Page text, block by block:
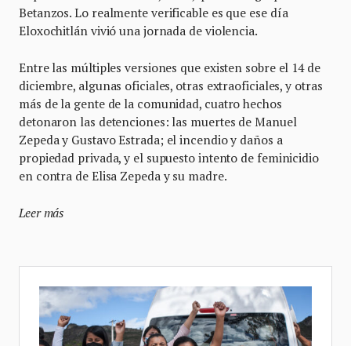
Betanzos. Lo realmente verificable es que ese día
Eloxochitlán vivió una jornada de violencia.
Entre las múltiples versiones que existen sobre el 14 de
diciembre, algunas oficiales, otras extraoficiales, y otras
más de la gente de la comunidad, cuatro hechos
detonaron las detenciones: las muertes de Manuel
Zepeda y Gustavo Estrada; el incendio y daños a
propiedad privada, y el supuesto intento de feminicidio
en contra de Elisa Zepeda y su madre.
Leer más